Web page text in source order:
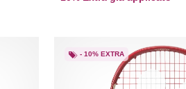
- 10% EXTRA